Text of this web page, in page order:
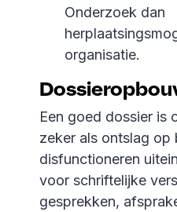
Onderzoek dan
organisatie.
Een goed dossier is
zeker als ontslag op
disfunctioneren
voor schriftelijke
gesprekken,